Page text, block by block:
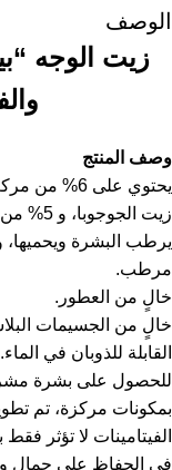
الوصف
زيت الوجه
وصف المنتج
زيت الجوجوبا، و 5% من زيت بذور العنب.
يرطب البشرة ويحميها،
مرطب.
خالٍ من العطور.
خالٍ من الجسيمات
القابلة للذوبان في الماء.
للحصول على بشرة
بمكونات مركزة، تم
الفيتامينات لا تؤثر
في الحفاظ على جمال